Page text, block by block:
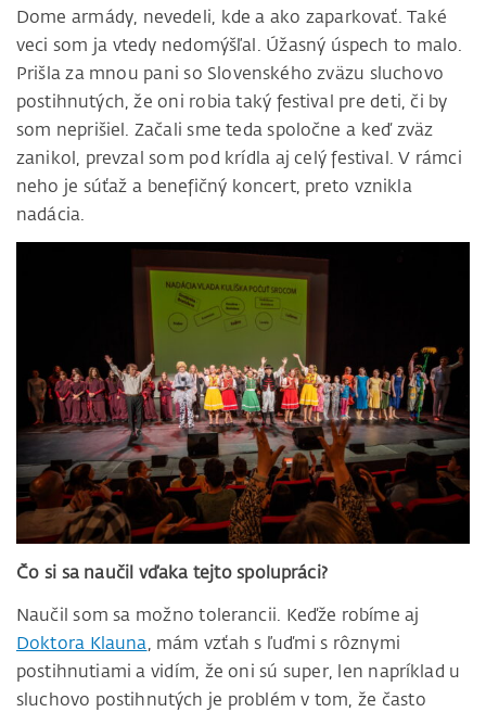
Dome armády, nevedeli, kde a ako zaparkovať. Také
veci som ja vtedy nedomýšľal. Úžasný úspech to malo.
Prišla za mnou pani so Slovenského zväzu sluchovo
postihnutých, že oni robia taký festival pre deti, či by
som neprišiel. Začali sme teda spoločne a keď zväz
zanikol, prevzal som pod krídla aj celý festival. V rámci
neho je súťaž a benefičný koncert, preto vznikla
nadácia.
Čo si sa naučil vďaka tejto spolupráci?
Naučil som sa možno tolerancii. Keďže robíme aj
Doktora Klauna, mám vzťah s ľuďmi s rôznymi
postihnutiami a vidím, že oni sú super, len napríklad u
sluchovo postihnutých je problém v tom, že často